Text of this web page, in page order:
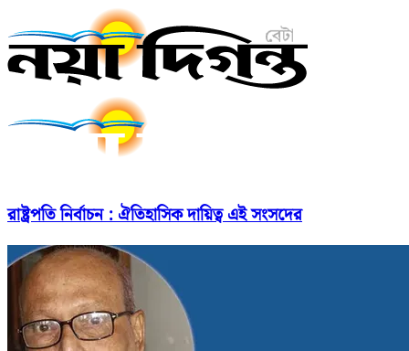
রাষ্ট্রপতি নির্বাচন : ঐতিহাসিক দায়িত্ব এই সংসদের